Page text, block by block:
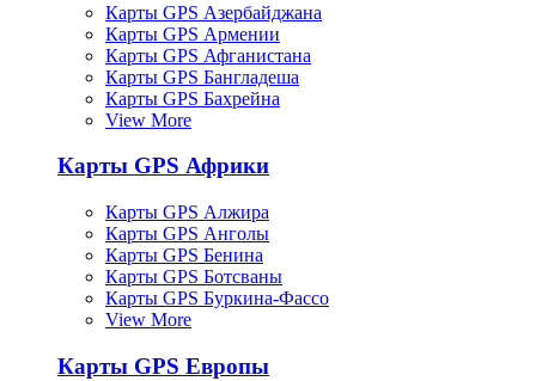
Карты GPS Азербайджана
Карты GPS Армении
Карты GPS Афганистана
Карты GPS Бангладеша
Карты GPS Бахрейна
View More
Карты GPS Африки
Карты GPS Алжира
Карты GPS Анголы
Карты GPS Бенина
Карты GPS Ботсваны
Карты GPS Буркина-Фассо
View More
Карты GPS Европы